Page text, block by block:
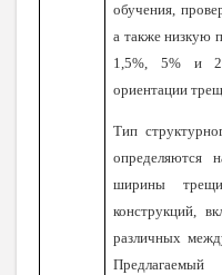
обучения,
а также низкую
1,5%, 5% и
ориентации
Тип
определяются
ширины
конструкций,
различных